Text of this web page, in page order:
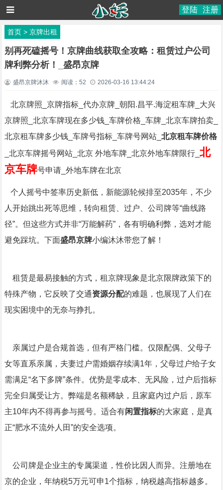
登陆 注册
首页> 京牌出租
别再死磕摇号！京牌曲线获取全攻略：租赁过户公司
牌利弊分析！_盛昂京牌
盛昂京牌沐沐 阅读： 52 2026-03-16 13:44:24
北京牌照_京牌指标_代办京牌_朝阳.昌平.海淀租车牌_大兴
京牌照_北京车牌现在多少钱_车牌价格_车牌_北京车牌拍卖_
北京租车牌多少钱_车牌号指标_车牌号网站_ 北京租车牌价格
_北京车牌摇号网站_北京 外地车牌_北京外地车牌限行_ 北
京车牌号申请_外地车牌在北京
个人摇号中签率历史新低，新能源轮候排至2035年，不少
人开始跳出死等思维，转向租赁、过户、公司牌等“曲线路
径”。但这些方式并非“万能解药”，各有明确利弊，选对才能
避免踩坑。下面盛昂京牌小编沐沐带您了解！
租赁是最易接触的方式，租京牌现象是北京限牌政策下的
特殊产物，它反映了交通资源分配的难题，也展现了人们在
现实困境中的无奈与挣扎。
亲属过户是合规首选，但有严格门槛。仅限配偶、父母子
女等直系亲属，夫妻过户需婚姻存续满1年，父母过户给子女
需满足“名下多牌”条件。优势是零成本、无风险，过户后指标
完全归属受让方。弊端是名额稀缺，且家庭内过户后，原车
主10年内不得再参与摇号。适合有闲置指标的大家庭，是真
正“肥水不流外人田”的安全选项。
公司牌是企业主的专属渠道，性价比因人而异。注册地在
京的企业，年纳税5万元可申1个指标，纳税越高指标越多。